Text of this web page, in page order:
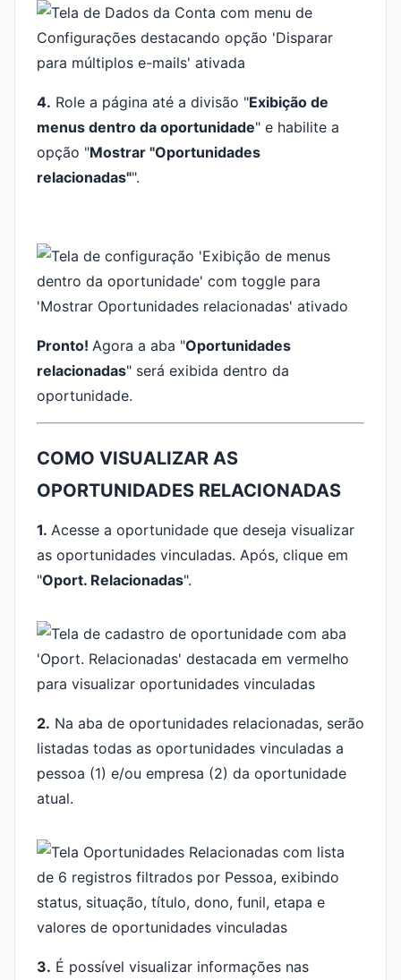
4. Role a página até a divisão "Exibição de
menus dentro da oportunidade" e habilite a
opção "Mostrar "Oportunidades
relacionadas"".
Pronto! Agora a aba "Oportunidades
relacionadas" será exibida dentro da
oportunidade.
COMO VISUALIZAR AS
OPORTUNIDADES RELACIONADAS
1. Acesse a oportunidade que deseja visualizar
as oportunidades vinculadas. Após, clique em
"Oport. Relacionadas".
2. Na aba de oportunidades relacionadas, serão
listadas todas as oportunidades vinculadas a
pessoa (1) e/ou empresa (2) da oportunidade
atual.
3. É possível visualizar informações nas